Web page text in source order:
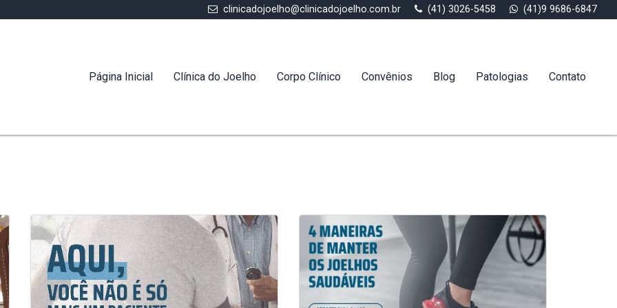
clinicadojoelho@clinicadojoelho.com.br (41) 3026-5458 (41)9 9686-6847
Página Inicial Clínica do Joelho Corpo Clínico Convênios Blog Patologias Contato